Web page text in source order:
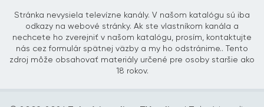
Etiópia
Filipíny
Fínsko
Stránka nevysiela televízne kanály. V našom katalógu sú iba
odkazy na webové stránky. Ak ste vlastníkom kanála a
nechcete ho zverejniť v našom katalógu, prosím, kontaktujte
nás cez formulár spätnej väzby a my ho odstránime.. Tento
zdroj môže obsahovať materiály určené pre osoby staršie ako
18 rokov.